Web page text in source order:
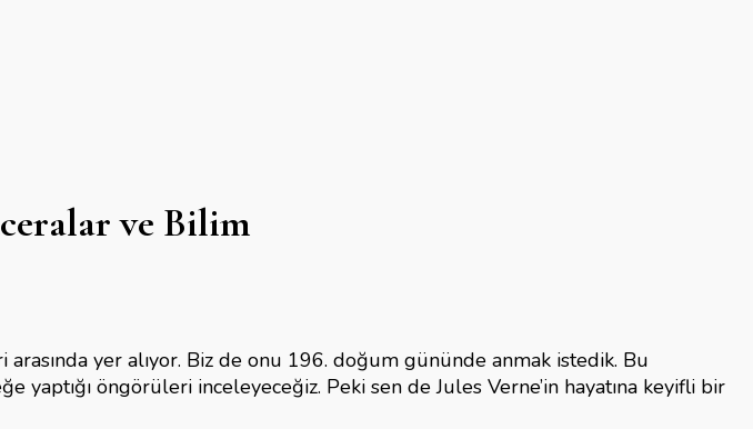
ve Bilim
yer alıyor. Biz de onu 196. doğum gününde anmak istedik. Bu
yaptığı öngörüleri inceleyeceğiz. Peki sen de Jules Verne’in hayatına keyifli bir